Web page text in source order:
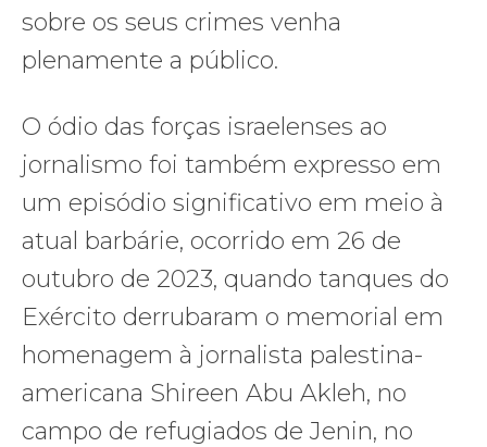
sobre os seus crimes venha
plenamente a público.
O ódio das forças israelenses ao
jornalismo foi também expresso em
um episódio significativo em meio à
atual barbárie, ocorrido em 26 de
outubro de 2023, quando tanques do
Exército derrubaram o memorial em
homenagem à jornalista palestina-
americana Shireen Abu Akleh, no
campo de refugiados de Jenin, no